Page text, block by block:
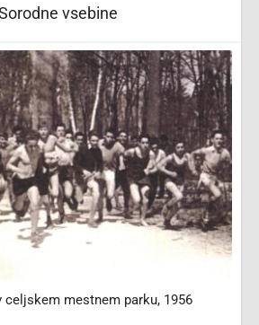
vsebine
mestnem parku, 1956